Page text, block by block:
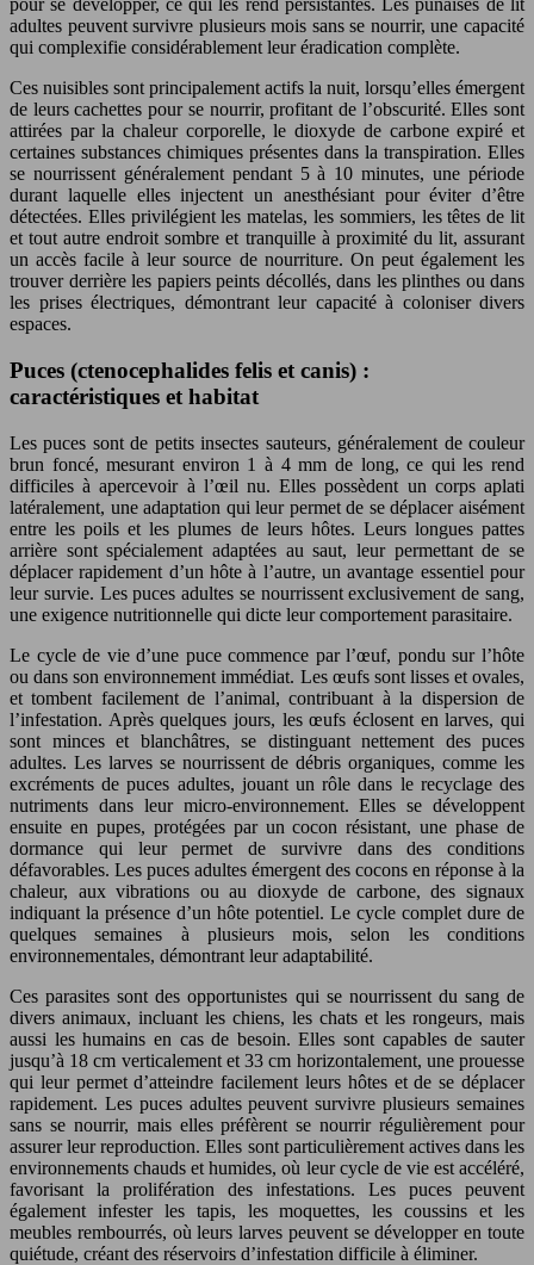
pour se développer, ce qui les rend persistantes. Les punaises de lit
adultes peuvent survivre plusieurs mois sans se nourrir, une capacité
qui complexifie considérablement leur éradication complète.
Ces nuisibles sont principalement actifs la nuit, lorsqu’elles émergent
de leurs cachettes pour se nourrir, profitant de l’obscurité. Elles sont
attirées par la chaleur corporelle, le dioxyde de carbone expiré et
certaines substances chimiques présentes dans la transpiration. Elles
se nourrissent généralement pendant 5 à 10 minutes, une période
durant laquelle elles injectent un anesthésiant pour éviter d’être
détectées. Elles privilégient les matelas, les sommiers, les têtes de lit
et tout autre endroit sombre et tranquille à proximité du lit, assurant
un accès facile à leur source de nourriture. On peut également les
trouver derrière les papiers peints décollés, dans les plinthes ou dans
les prises électriques, démontrant leur capacité à coloniser divers
espaces.
Puces (ctenocephalides felis et canis) :
caractéristiques et habitat
Les puces sont de petits insectes sauteurs, généralement de couleur
brun foncé, mesurant environ 1 à 4 mm de long, ce qui les rend
difficiles à apercevoir à l’œil nu. Elles possèdent un corps aplati
latéralement, une adaptation qui leur permet de se déplacer aisément
entre les poils et les plumes de leurs hôtes. Leurs longues pattes
arrière sont spécialement adaptées au saut, leur permettant de se
déplacer rapidement d’un hôte à l’autre, un avantage essentiel pour
leur survie. Les puces adultes se nourrissent exclusivement de sang,
une exigence nutritionnelle qui dicte leur comportement parasitaire.
Le cycle de vie d’une puce commence par l’œuf, pondu sur l’hôte
ou dans son environnement immédiat. Les œufs sont lisses et ovales,
et tombent facilement de l’animal, contribuant à la dispersion de
l’infestation. Après quelques jours, les œufs éclosent en larves, qui
sont minces et blanchâtres, se distinguant nettement des puces
adultes. Les larves se nourrissent de débris organiques, comme les
excréments de puces adultes, jouant un rôle dans le recyclage des
nutriments dans leur micro-environnement. Elles se développent
ensuite en pupes, protégées par un cocon résistant, une phase de
dormance qui leur permet de survivre dans des conditions
défavorables. Les puces adultes émergent des cocons en réponse à la
chaleur, aux vibrations ou au dioxyde de carbone, des signaux
indiquant la présence d’un hôte potentiel. Le cycle complet dure de
quelques semaines à plusieurs mois, selon les conditions
environnementales, démontrant leur adaptabilité.
Ces parasites sont des opportunistes qui se nourrissent du sang de
divers animaux, incluant les chiens, les chats et les rongeurs, mais
aussi les humains en cas de besoin. Elles sont capables de sauter
jusqu’à 18 cm verticalement et 33 cm horizontalement, une prouesse
qui leur permet d’atteindre facilement leurs hôtes et de se déplacer
rapidement. Les puces adultes peuvent survivre plusieurs semaines
sans se nourrir, mais elles préfèrent se nourrir régulièrement pour
assurer leur reproduction. Elles sont particulièrement actives dans les
environnements chauds et humides, où leur cycle de vie est accéléré,
favorisant la prolifération des infestations. Les puces peuvent
également infester les tapis, les moquettes, les coussins et les
meubles rembourrés, où leurs larves peuvent se développer en toute
quiétude, créant des réservoirs d’infestation difficile à éliminer.